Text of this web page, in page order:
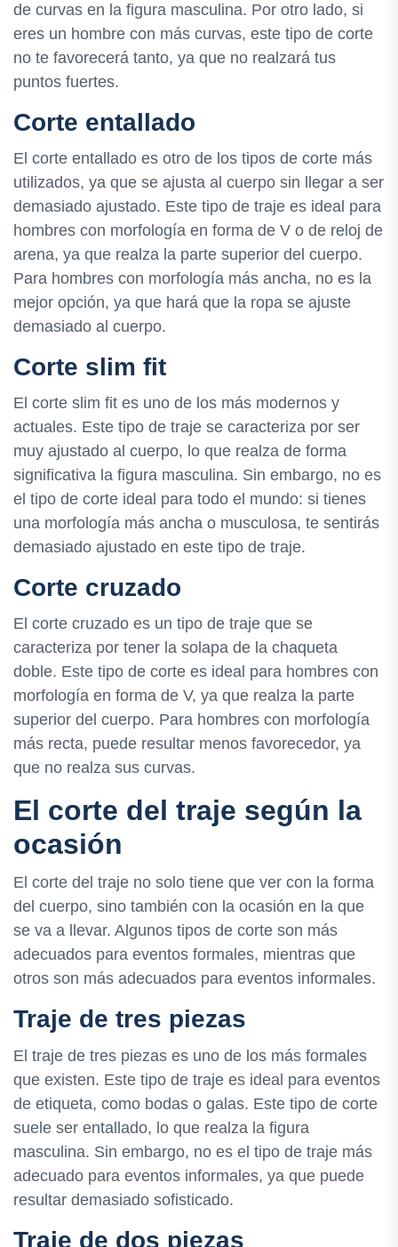
de curvas en la figura masculina. Por otro lado, si
eres un hombre con más curvas, este tipo de corte
no te favorecerá tanto, ya que no realzará tus
puntos fuertes.
Corte entallado
El corte entallado es otro de los tipos de corte más
utilizados, ya que se ajusta al cuerpo sin llegar a ser
demasiado ajustado. Este tipo de traje es ideal para
hombres con morfología en forma de V o de reloj de
arena, ya que realza la parte superior del cuerpo.
Para hombres con morfología más ancha, no es la
mejor opción, ya que hará que la ropa se ajuste
demasiado al cuerpo.
Corte slim fit
El corte slim fit es uno de los más modernos y
actuales. Este tipo de traje se caracteriza por ser
muy ajustado al cuerpo, lo que realza de forma
significativa la figura masculina. Sin embargo, no es
el tipo de corte ideal para todo el mundo: si tienes
una morfología más ancha o musculosa, te sentirás
demasiado ajustado en este tipo de traje.
Corte cruzado
El corte cruzado es un tipo de traje que se
caracteriza por tener la solapa de la chaqueta
doble. Este tipo de corte es ideal para hombres con
morfología en forma de V, ya que realza la parte
superior del cuerpo. Para hombres con morfología
más recta, puede resultar menos favorecedor, ya
que no realza sus curvas.
El corte del traje según la
ocasión
El corte del traje no solo tiene que ver con la forma
del cuerpo, sino también con la ocasión en la que
se va a llevar. Algunos tipos de corte son más
adecuados para eventos formales, mientras que
otros son más adecuados para eventos informales.
Traje de tres piezas
El traje de tres piezas es uno de los más formales
que existen. Este tipo de traje es ideal para eventos
de etiqueta, como bodas o galas. Este tipo de corte
suele ser entallado, lo que realza la figura
masculina. Sin embargo, no es el tipo de traje más
adecuado para eventos informales, ya que puede
resultar demasiado sofisticado.
Traje de dos piezas